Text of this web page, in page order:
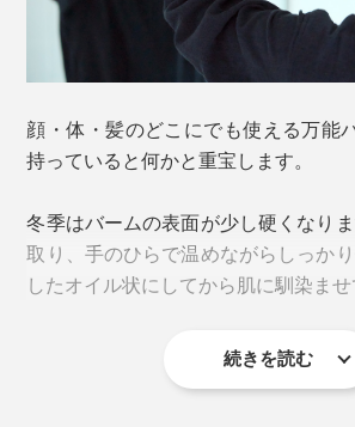
最高の豆を探し求め、独自のセオリ
豆の魅力を最大限に引き出すこだわ
されるドリップやエスプレッソ。
コーヒーバームは「STREAMER COFFEE COMPANY
左は「
く漂います。
馴染ませた時にふわりと鼻を通り抜
け。
バリスタたちも愛用中なんだとか。
苦手な男性への贈り物にもぴったりで
顔・体・髪のどこにでも使える万能
持っていると何かと重宝します。
冬季はバームの表面が少し硬くなり
取り、手のひらで温めながらしっか
したオイル状にしてから肌に馴染ませ
続きを読む